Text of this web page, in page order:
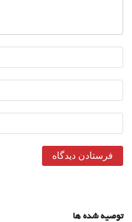
توصیه شده ها